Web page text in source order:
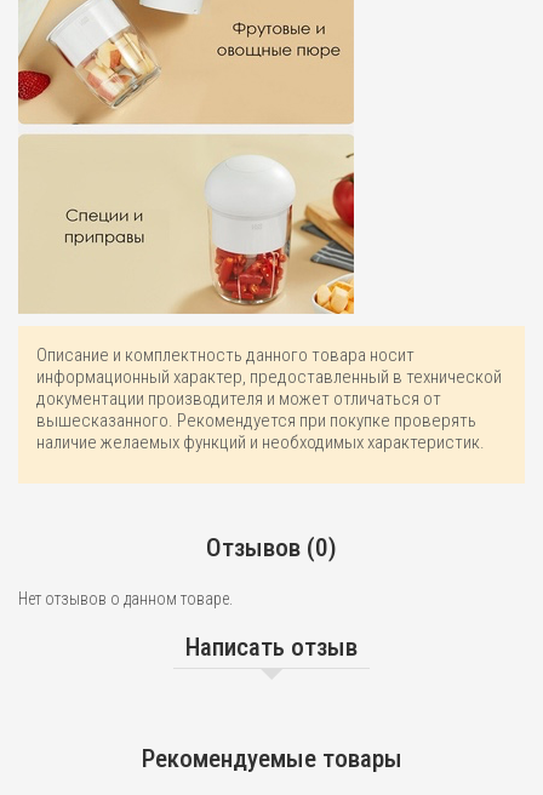
Описание и комплектность данного товара носит
информационный характер, предоставленный в технической
документации производителя и может отличаться от
вышесказанного. Рекомендуется при покупке проверять
наличие желаемых функций и необходимых характеристик.
Отзывов (0)
Нет отзывов о данном товаре.
Написать отзыв
Рекомендуемые товары